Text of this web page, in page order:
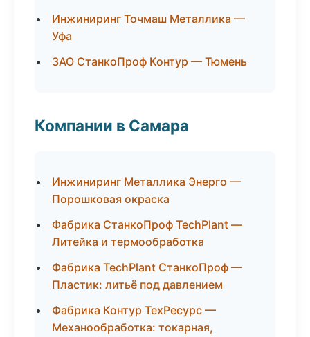
Инжиниринг Точмаш Металлика —
Уфа
ЗАО СтанкоПроф Контур — Тюмень
Компании в Самара
Инжиниринг Металлика Энерго —
Порошковая окраска
Фабрика СтанкоПроф TechPlant —
Литейка и термообработка
Фабрика TechPlant СтанкоПроф —
Пластик: литьё под давлением
Фабрика Контур ТехРесурс —
Механообработка: токарная,